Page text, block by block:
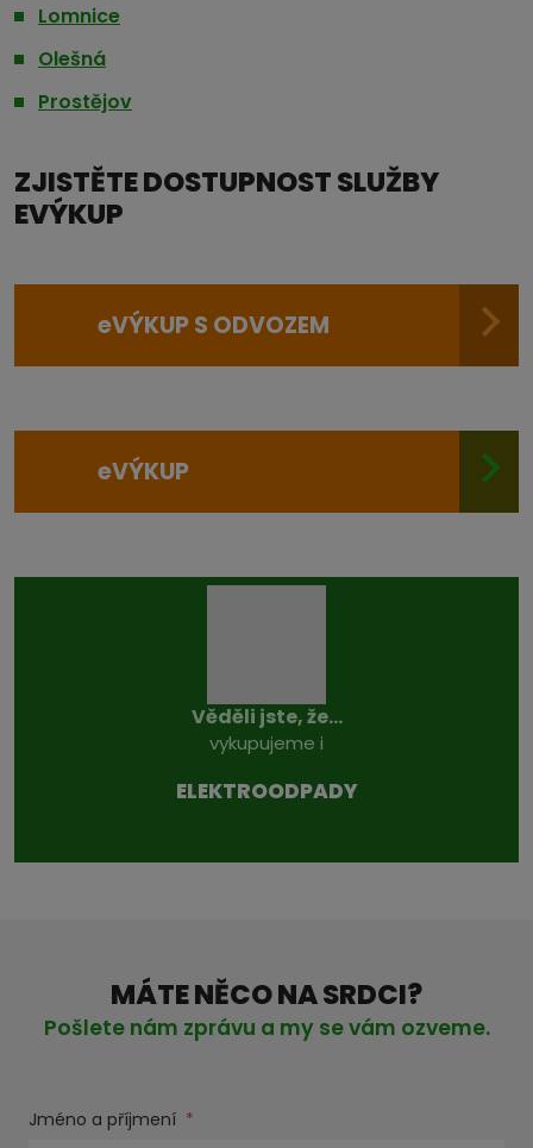
Lomnice
Olešná
Prostějov
ZJISTĚTE DOSTUPNOST SLUŽBY
EVÝKUP
eVÝKUP S ODVOZEM
eVÝKUP
Věděli jste, že...
vykupujeme i
ELEKTROODPADY
MÁTE NĚCO NA SRDCI?
Pošlete nám zprávu a my se vám ozveme.
Jméno a příjmení *